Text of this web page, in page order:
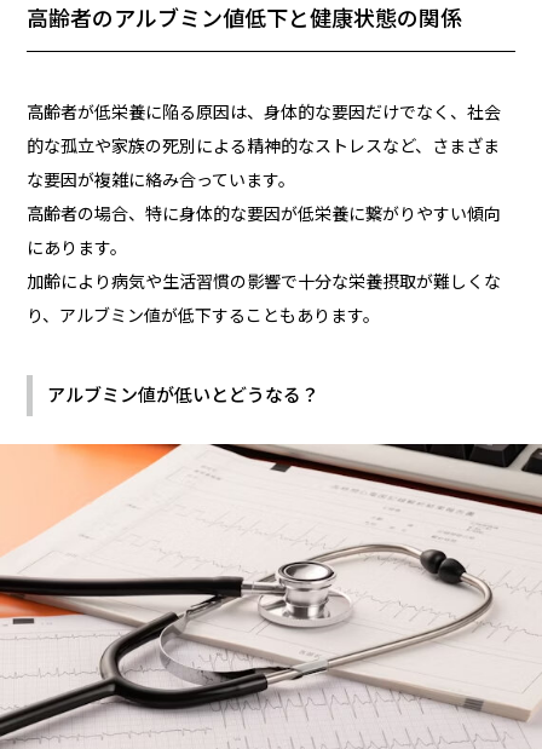
高齢者のアルブミン値低下と健康状態の関係
高齢者が低栄養に陥る原因は、身体的な要因だけでなく、社会
的な孤立や家族の死別による精神的なストレスなど、さまざま
な要因が複雑に絡み合っています。
高齢者の場合、特に身体的な要因が低栄養に繋がりやすい傾向
にあります。
加齢により病気や生活習慣の影響で十分な栄養摂取が難しくな
り、アルブミン値が低下することもあります。
アルブミン値が低いとどうなる？